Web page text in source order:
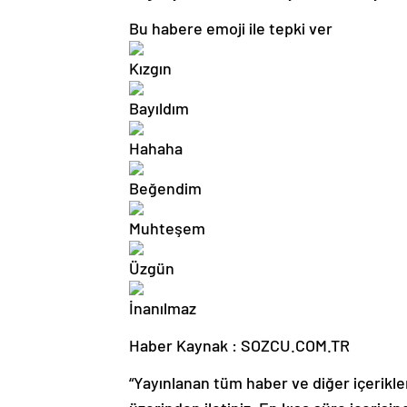
Bu habere emoji ile tepki ver
Haber Kaynak : SOZCU.COM.TR
“Yayınlanan tüm haber ve diğer